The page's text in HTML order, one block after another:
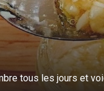
tous les jours et